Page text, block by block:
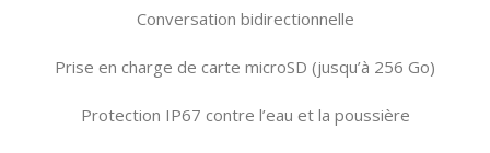
Conversation bidirectionnelle
Prise en charge de carte microSD (jusqu’à 256 Go)
Protection IP67 contre l’eau et la poussière